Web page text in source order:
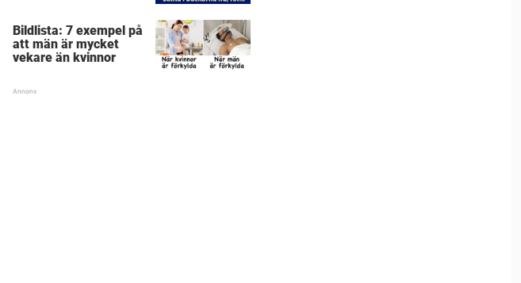
Bildlista: 7 exempel på
att män är mycket
vekare än kvinnor